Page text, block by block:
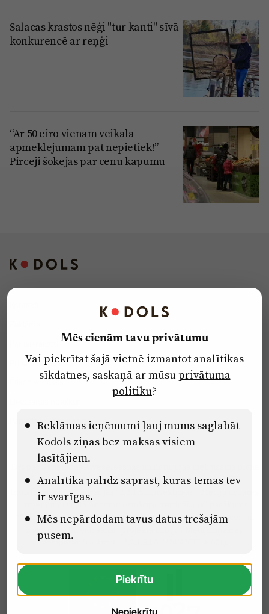
Salacas krastos nēģi "tur kanti" sīvā
konkurencē ar reņģi
“Ar 50 eiro vienam veikala
apmeklējumam pat nepietiek!”
Pircēji šokējas par cenu kāpumu
Privātuma politika
Ētikas kodekss
Pārredzamības paziņojumi
Eiropas Savienības Atveseļošanas un noturības mehānisma plāna
2.2. reformu un investīciju virziena “Uzņēmumu digitālā
transformācija un inovācijas” 2.2.1.5.i. investīcijas “Mediju nozares
uzņēmumu digitālās transformācijas veicināšana” pasākuma
“Mācības mediju nozares speciālistu digitālās kompetences un
zināšanu pilnveidošanai” projektā Latvijas Mediju nozares
kompetenču centrs (2.2.1.5.i.0/2/24/A/CFLA/001).
Mēs cienām tavu privātumu
Vai piekrītat šajā vietnē izmantot analītikas
sīkdatnes, saskaņā ar mūsuprivātuma
politiku?
Reklāmas ieņēmumi ļauj mums saglabāt
Kodols ziņas bez maksas visiem
lasītājiem.
Analītika palīdz saprast, kuras tēmas tev
ir svarīgas.
Mēs nepārdodam tavus datus trešajām
pusēm.
Piekrītu
Nepiekrītu